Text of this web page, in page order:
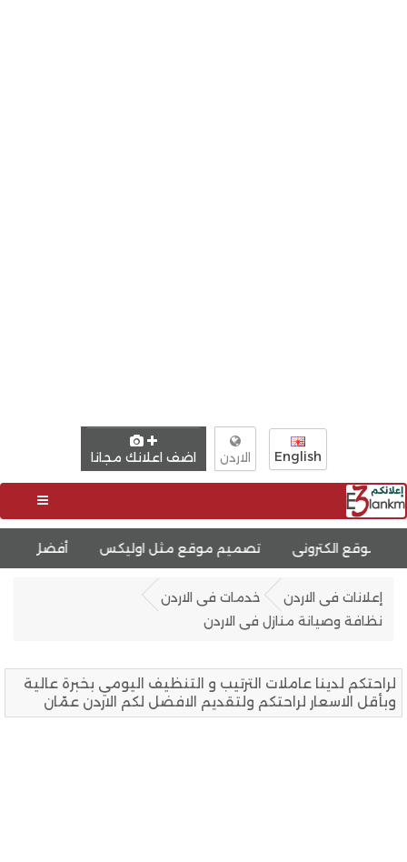
English الاردن اضف اعلانك مجانا
تصميم موقع مثل اوليكس أفضل الحلول شركة خدمات
إعلانات فى الاردن
خدمات فى الاردن
نظافة وصيانة منازل فى الاردن
لراحتكم لدينا عاملات الترتيب و التنظيف اليومي بخبرة عالية
وبأقل الاسعار لراحتكم ولتقديم الافضل لكم الاردن عمّان